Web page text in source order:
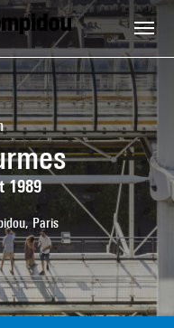
1989
Paris